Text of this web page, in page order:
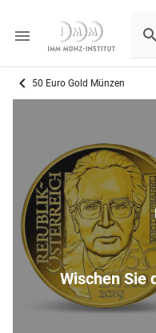
50 Euro Gold Münzen
Wischen Sie